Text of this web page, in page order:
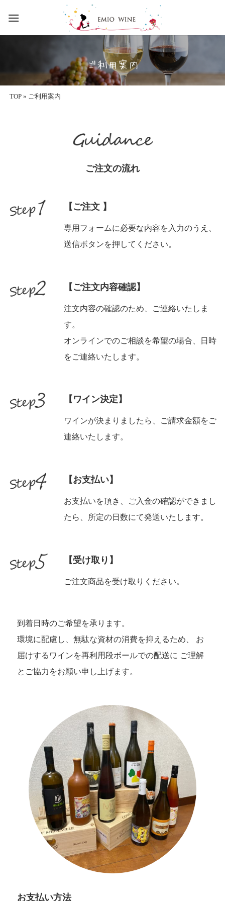
ご利用案内
TOP» ご利用案内
ご注文の流れ
【ご注文 】
専用フォームに必要な内容を入力のうえ、
送信ボタンを押してください。
【ご注文内容確認】
注文内容の確認のため、ご連絡いたしま
す。
オンラインでのご相談を希望の場合、日時
をご連絡いたします。
【ワイン決定】
ワインが決まりましたら、ご請求金額をご
連絡いたします。
【お支払い】
お支払いを頂き、ご入金の確認ができまし
たら、所定の日数にて発送いたします。
【受け取り】
ご注文商品を受け取りください。
到着日時のご希望を承ります。
環境に配慮し、無駄な資材の消費を抑えるため、 お
届けするワインを再利用段ボールでの配送に ご理解
とご協力をお願い申し上げます。
お支払い方法